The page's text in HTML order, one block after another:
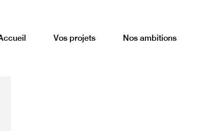
Vos projets Nos ambitions